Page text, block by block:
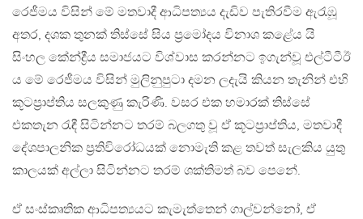
රෙජීමය විසින් මේ මතවාදී ආධිපත්‍යය දැඩිව පැතිරවීම ඇරැඹූ
අතර, දශක තුනක් තිස්සේ සිය ප්‍රමෝදය විනාශ කළේය යි
සිංහල කේන්ද්‍රීය සමාජයට විශ්වාස කරන්නට ඉගැන්වූ එල්ටීටීඊ
ය මේ රෙජීමය විසින් මුලිනුපුටා දමන ලදැයි කියන තැනින් එහි
කූටප්‍රාප්තිය සලකුණු කැරිණි. වසර එක හමාරක් තිස්සේ
එකතැන රැඳී සිටින්නට තරම් බලගතු වූ ඒ කූටප්‍රාප්තිය, මතවාදී
දේශපාලනික ප්‍රතිවිරෝධයක් නොමැති කළ තවත් සැලකිය යුතු
කාලයක් අල්ලා සිටින්නට තරම් ශක්තිමත් බව පෙනේ.
ඒ සංස්කෘතික ආධිපත්‍යයට කැමැත්තෙන් ගාල්වන්නෝ, ඒ